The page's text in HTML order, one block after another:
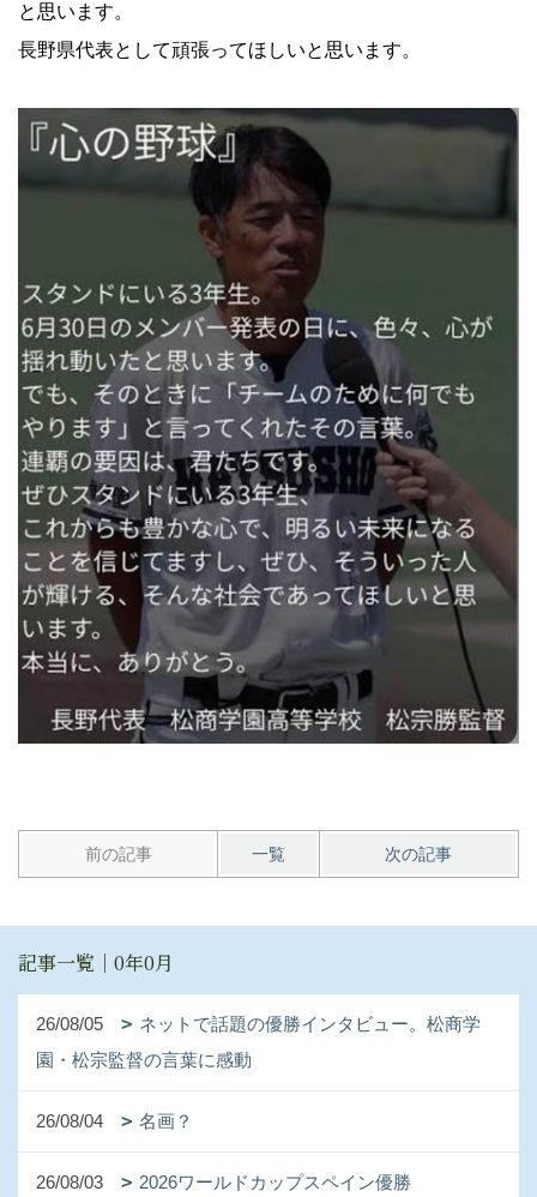
と思いま す。
長野県代表として頑張ってほしいと思います。
前の記事 一覧 次の記事
記事一覧｜0年0月
26/08/05
ネットで話題の優勝インタビュー。松商学
園・松宗監督の言葉に感動
26/08/04 名画？
26/08/03 2026ワールドカップスペイン優勝